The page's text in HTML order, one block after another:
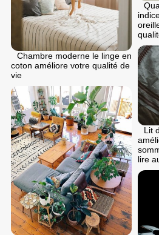
Chambre moderne le linge en
coton améliore votre qualité de
vie
Lit
lire